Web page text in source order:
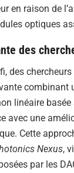
en raison de
optiques
des
des
combinant
linéaire basée
avec une
Cette
Nexus,
par les